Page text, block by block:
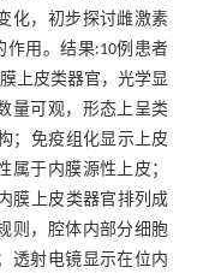
化，初步探讨雌激素
作用。结果:10例患者
上皮类器官，光学显
量可观，形态上呈类
；免疫组化显示上皮
属于内膜源性上皮；
膜上皮类器官排列成
则，腔体内部分细胞
透射电镜显示在位内